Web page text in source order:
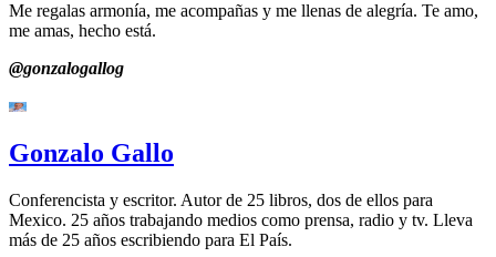
Me regalas armonía, me acompañas y me llenas de alegría. Te amo,
me amas, hecho está.
@gonzalogallog
Gonzalo Gallo
Conferencista y escritor. Autor de 25 libros, dos de ellos para
Mexico. 25 años trabajando medios como prensa, radio y tv. Lleva
más de 25 años escribiendo para El País.